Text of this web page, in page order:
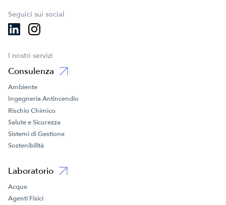
Seguici sui social
I nostri servizi
Consulenza
Ambiente
Ingegneria Antincendio
Rischio Chimico
Salute e Sicurezza
Sistemi di Gestione
Sostenibilità
Laboratorio
Acque
Agenti Fisici